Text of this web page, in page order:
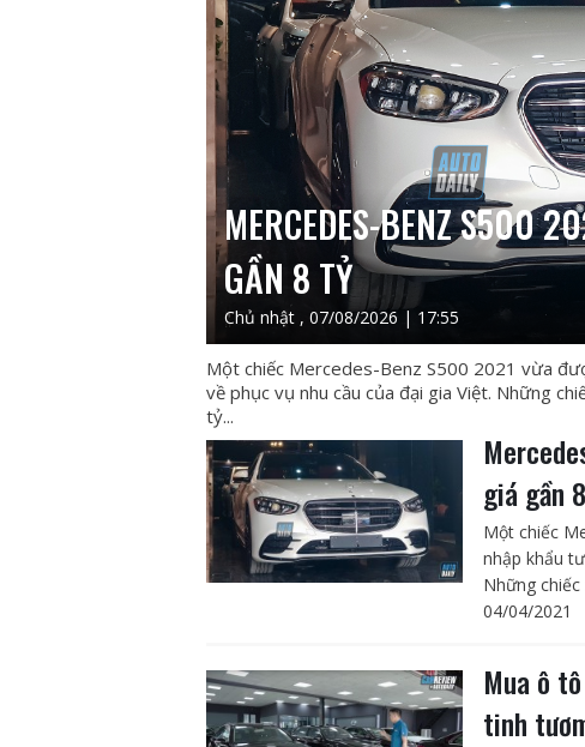
MERCEDES-BENZ S500
GẦN 8 TỶ
Chủ nhật , 07/08/2026 | 17:55
Một chiếc Mercedes-Benz S500 2021 vừa
về phục vụ nhu cầu của đại gia Việt. Những
tỷ...
giá gần
Một chiếc
nhập khẩu
Những
04/04/2021
Mua ô
tinh